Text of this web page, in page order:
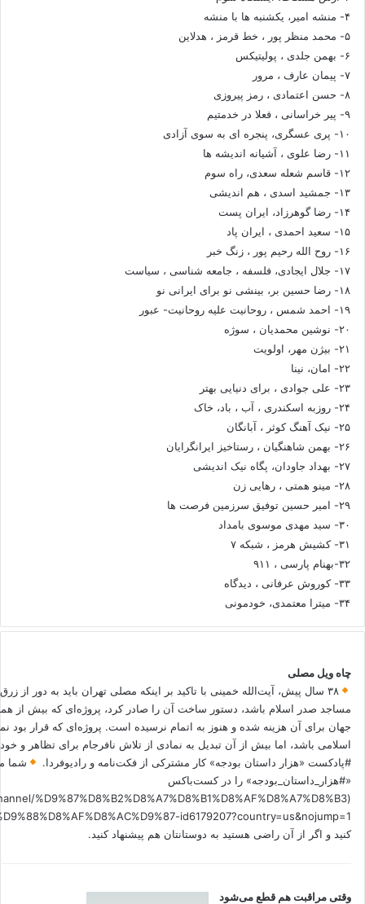
۴- منشه امیر، یکشنبه ها با منشه
۵- محمد منظر پور ، خط قرمز ، هدلاین
۶- بهمن جلدی ، پولیتیکس
۷- پیمان عارف ، مرور
۸- حسن اعتمادی ، رمز پیروزی
۹- پیر خراسانی ، فعلا در خدمتیم
۱۰- پری عسگری، پنجره ای به سوی آزادی
۱۱- رضا علوی ، آشیانه اندیشه ها
۱۲- قاسم شعله سعدی، راه سوم
۱۳- جمشید اسدی ، هم اندیشی
۱۴- رضا گوهرزاد، ایران پست
۱۵- سعید احمدی ، ایران پاد
۱۶- روح الله رحیم پور ، زنگ خبر
۱۷- جلال ایجادی، فلسفه ، جامعه شناسی ، سیاست
۱۸- رضا حسین بر، بینشی نو برای ایرانی نو
۱۹- احمد شمس ، روحانیت علیه روحانیت- عبور
۲۰- نوشین محمدیان ، سوژه
۲۱- بیژن مهر، اولویت
۲۲- امان، نینا
۲۳- علی جوادی ، برای دنیایی بهتر
۲۴- روزبه اسکندری ، آب ، باد، خاک
۲۵- نیک آهنگ کوثر ، آبانگان
۲۶- بهمن شاهنگیان ، رستاخیز ایرانگرایان
۲۷- بهداد جاودان، پگاه نیک اندیشی
۲۸- مینو همتی ، رهایی زن
۲۹- امیر حسین توفیق سرزمین فرصت ها
۳۰- سید مهدی موسوی بامداد
۳۱- کشیش هرمز ، شبکه ۷
۳۲-بهنام پارسی ، ۹۱۱
۳۳- کوروش عرفانی ، دیدگاه
۳۴- میترا معتمدی، خودمونی
چاه ویل مصلی
۳۸ سال پیش، آیت‌الله خمینی با تاکید بر اینکه مصلی تهران باید به دور از
مساجد صدر اسلام باشد، دستور ساخت آن را صادر کرد، پروژه‌ای که بیش از
جهان برای آن هزینه شده و هنوز به اتمام نرسیده است. پروژه‌ای که قرار بود
اسلامی باشد، اما بیش از آن تبدیل به نمادی از تلاش نافرجام برای تظاهر و
#پادکست «هزار داستان بودجه» کار مشترکی از فکت‌نامه و رادیوفردا.
شما
«#هزار_داستان_بودجه» را در کست‌باکس
%D9%87%D8%B2%D8%A7%D8%B1%D8%AF%D8%A7%D8%B3
کنید و اگر از آن راضی هستید به دوستانتان هم پیشنهاد کنید.
وقتی مراقبت هم قطع می‌شود